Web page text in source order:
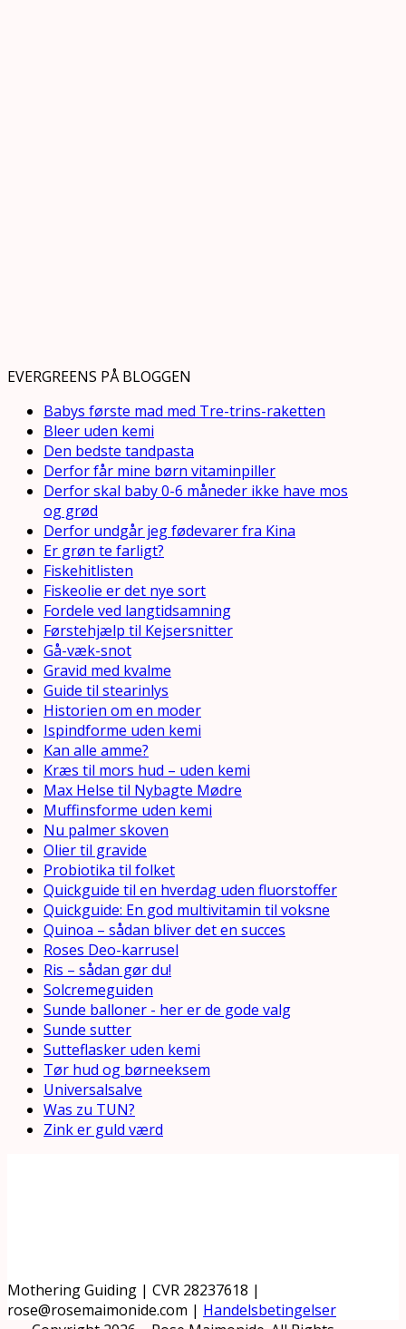
EVERGREENS PÅ BLOGGEN
Babys første mad med Tre-trins-raketten
Bleer uden kemi
Den bedste tandpasta
Derfor får mine børn vitaminpiller
Derfor skal baby 0-6 måneder ikke have mos
og grød
Derfor undgår jeg fødevarer fra Kina
Er grøn te farligt?
Fiskehitlisten
Fiskeolie er det nye sort
Fordele ved langtidsamning
Førstehjælp til Kejsersnitter
Gå-væk-snot
Gravid med kvalme
Guide til stearinlys
Historien om en moder
Ispindforme uden kemi
Kan alle amme?
Kræs til mors hud – uden kemi
Max Helse til Nybagte Mødre
Muffinsforme uden kemi
Nu palmer skoven
Olier til gravide
Probiotika til folket
Quickguide til en hverdag uden fluorstoffer
Quickguide: En god multivitamin til voksne
Quinoa – sådan bliver det en succes
Roses Deo-karrusel
Ris – sådan gør du!
Solcremeguiden
Sunde balloner - her er de gode valg
Sunde sutter
Sutteflasker uden kemi
Tør hud og børneeksem
Universalsalve
Was zu TUN?
Zink er guld værd
Mothering Guiding | CVR 28237618 |
rose@rosemaimonide.com | Handelsbetingelser